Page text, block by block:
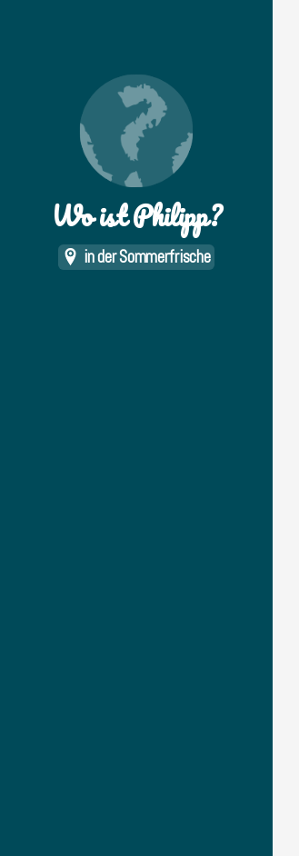
Wo ist Philipp?
in der Sommerfrische